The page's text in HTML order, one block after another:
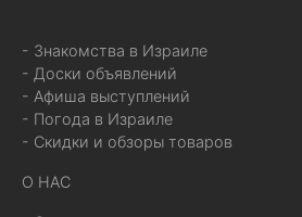
- Знакомства в Израиле
- Доски объявлений
- Афиша выступлений
- Погода в Израиле
- Скидки и обзоры товаров
О НАС